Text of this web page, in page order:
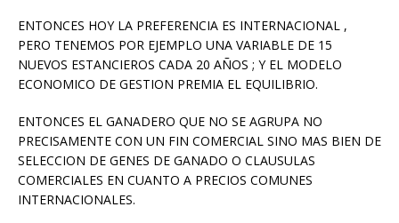
ENTONCES HOY LA PREFERENCIA ES INTERNACIONAL ,
PERO TENEMOS POR EJEMPLO UNA VARIABLE DE 15
NUEVOS ESTANCIEROS CADA 20 AÑOS ; Y EL MODELO
ECONOMICO DE GESTION PREMIA EL EQUILIBRIO.
ENTONCES EL GANADERO QUE NO SE AGRUPA NO
PRECISAMENTE CON UN FIN COMERCIAL SINO MAS BIEN DE
SELECCION DE GENES DE GANADO O CLAUSULAS
COMERCIALES EN CUANTO A PRECIOS COMUNES
INTERNACIONALES.